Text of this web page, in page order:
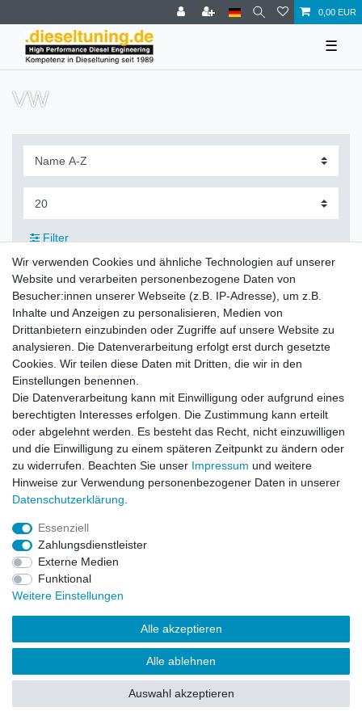
0,00 EUR
☰
VW
Filter
Zahlung und Versand
Daten­schutz­erklärung
Barrierefreiheitserklärung Widerrufs­recht
Vertrag widerrufen
© Copyright 2026 | Alle Rechte vorbehalten.
Wir verwenden Cookies und ähnliche Technologien auf unserer
Website und verarbeiten personenbezogene Daten von
Besucher:innen unserer Webseite (z.B. IP-Adresse), um z.B.
Inhalte und Anzeigen zu personalisieren, Medien von
Drittanbietern einzubinden oder Zugriffe auf unsere Website zu
analysieren. Die Datenverarbeitung erfolgt erst durch gesetzte
Cookies. Wir teilen diese Daten mit Dritten, die wir in den
Einstellungen benennen.
Die Datenverarbeitung kann mit Einwilligung oder aufgrund eines
berechtigten Interesses erfolgen. Die Zustimmung kann erteilt
oder abgelehnt werden. Es besteht das Recht, nicht einzuwilligen
und die Einwilligung zu einem späteren Zeitpunkt zu ändern oder
zu widerrufen. Beachten Sie unser Impressum und weitere
Hinweise zur Verwendung personenbezogener Daten in unserer
Daten­schutz­erklärung
Essenziell
Zahlungsdienstleister
Externe Medien
Funktional
Weitere Einstellungen
Alle akzeptieren
Alle ablehnen
Auswahl akzeptieren